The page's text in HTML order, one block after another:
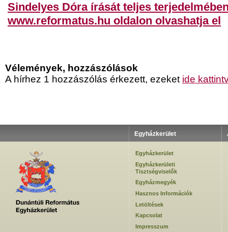
Sindelyes Dóra írását teljes
www.reformatus.hu oldalon olvashatja el
Vélemények, hozzászólások
A hírhez 1 hozzászólás érkezett, ezeket ide
Egyházkerület
Egyházkerület
Egyházkerületi
Tisztségviselők
Egyházmegyék
Hasznos Információk
Letöltések
Kapcsolat
Impresszum